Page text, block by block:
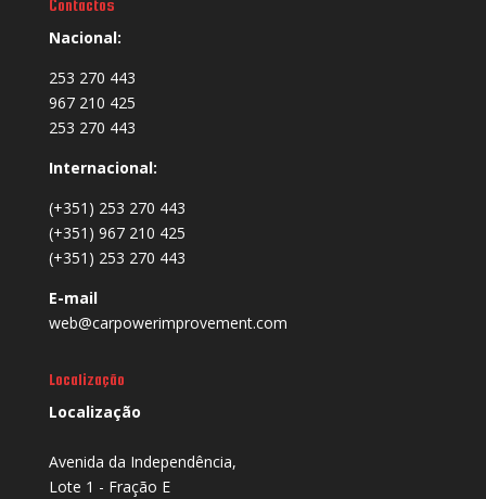
Contactos
Nacional:
253 270 443
967 210 425
253 270 443
Internacional:
(+351) 253 270 443
(+351) 967 210 425
(+351) 253 270 443
E-mail
web@carpowerimprovement.com
Localização
Localização
Avenida da Independência,
Lote 1 - Fração E